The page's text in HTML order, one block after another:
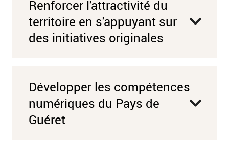
Renforcer l'attractivité du
territoire en s'appuyant sur
des initiatives originales
Développer les compétences
numériques du Pays de
Guéret